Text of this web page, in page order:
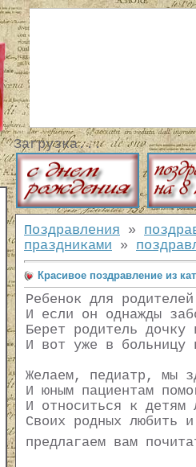
Загрузка...
Поздравления »
праздниками »
Красивое поздравление из
Ребенок для
И если он однажды
Берет родитель дочку
И вот уже в больницу
Желаем, педиатр, мы
И юным пациентам
И относиться к детям
Своих родных любить
предлагаем вам